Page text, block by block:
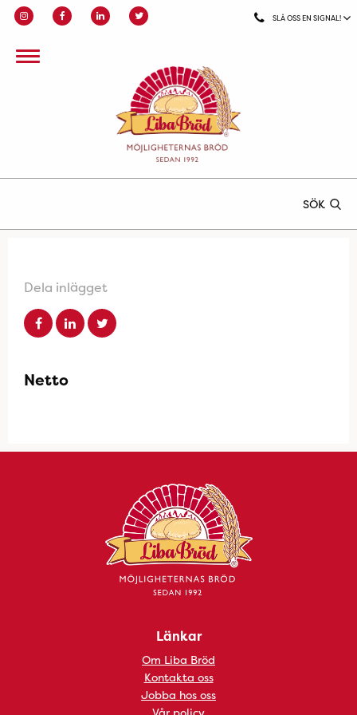
SLÅ OSS EN SIGNAL!
SÖK
Dela inlägget
Netto
Länkar
Om Liba Bröd
Kontakta oss
Jobba hos oss